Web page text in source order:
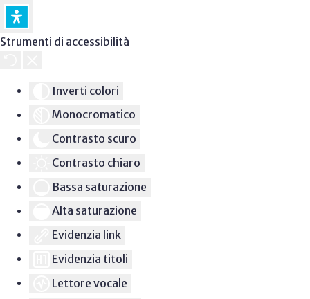
Strumenti di accessibilità
Inverti colori
Monocromatico
Contrasto scuro
Contrasto chiaro
Bassa saturazione
Alta saturazione
Evidenzia link
Evidenzia titoli
Lettore vocale